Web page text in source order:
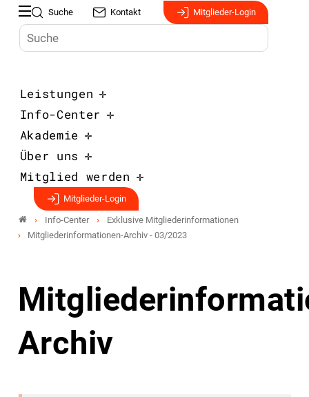
Suche Kontakt Mitglieder-Login
Leistungen
Info-Center
Akademie
Über uns
Mitglied werden
Mitglieder-Login
Info-Center
Exklusive Mitgliederinformationen
Mitgliederinformationen-Archiv - 03/2023
Archiv